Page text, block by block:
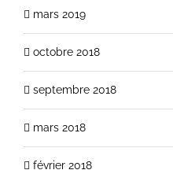
mars 2019
octobre 2018
septembre 2018
mars 2018
février 2018